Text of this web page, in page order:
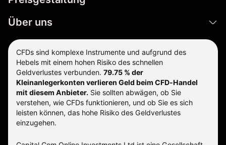
Über uns
CFDs sind komplexe Instrumente und aufgrund des
Hebels mit einem hohen Risiko des schnellen
Geldverlustes verbunden. 79.75 % der
Kleinanlegerkonten verlieren Geld beim CFD-Handel
mit diesem Anbieter. Sie sollten abwägen, ob Sie
verstehen, wie CFDs funktionieren, und ob Sie es sich
leisten können, das hohe Risiko des Geldverlustes
einzugehen.